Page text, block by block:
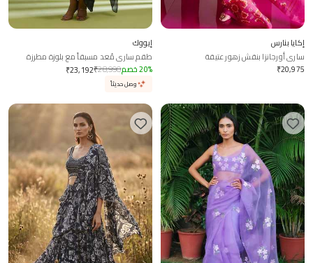
إكايا بنارس
ساري أورجانزا بنقش زهور عتيقة
₹20,975
إيووك
طقم ساري مُعد مسبقاً مع بلوزة مطرزة
₹23,192₹28,990 20% خصم
وصل حديثاً